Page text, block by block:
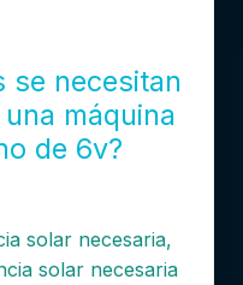
se necesitan
máquina
de 6v?
solar necesaria,
solar necesaria